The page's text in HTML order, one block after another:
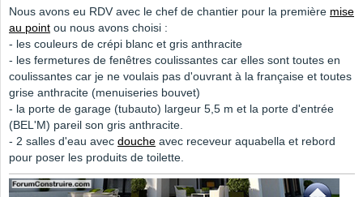
Nous avons eu RDV avec le chef de chantier pour la première mise
au point ou nous avons choisi :
- les couleurs de crépi blanc et gris anthracite
- les fermetures de fenêtres coulissantes car elles sont toutes en
coulissantes car je ne voulais pas d'ouvrant à la française et toutes
grise anthracite (menuiseries bouvet)
- la porte de garage (tubauto) largeur 5,5 m et la porte d'entrée
(BEL'M) pareil son gris anthracite.
- 2 salles d'eau avec douche avec receveur aquabella et rebord
pour poser les produits de toilette.